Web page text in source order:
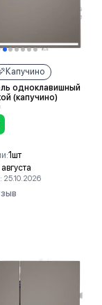
Капучино
одноклавишный
(капучино)
1шт
августа
25.10.2026